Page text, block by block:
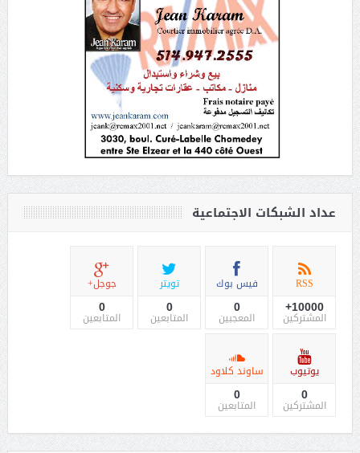
عداد الشبكات الاجتماعية
RSS
10000+
المشتركين
فيس بوك
0
المعجبين
تويتر
0
المتابعين
جوجل+
0
المتابعين
يوتيوب
0
المشتركين
ساوند كلاود
0
المتابعين